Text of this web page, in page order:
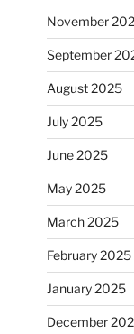
November
September
August 2025
July 2025
June 2025
May 2025
March 2025
February 2025
January 2025
December